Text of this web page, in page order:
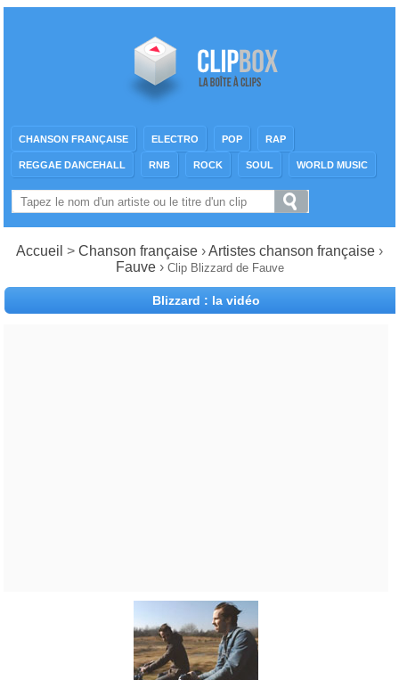
CHANSON FRANÇAISE ELECTRO POP RAP
REGGAE DANCEHALL RNB ROCK SOUL WORLD MUSIC
Accueil > Chanson française ›Artistes chanson française ›
Fauve › Clip Blizzard de Fauve
Blizzard : la vidéo